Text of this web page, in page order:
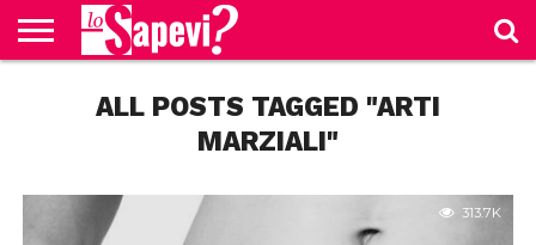
BENESSERE
GOSSIP
PRODOTTI
AMAZON
CASA E
CUCINAALL POSTS TAGGED "ARTI
MARZIALI"
313.7K